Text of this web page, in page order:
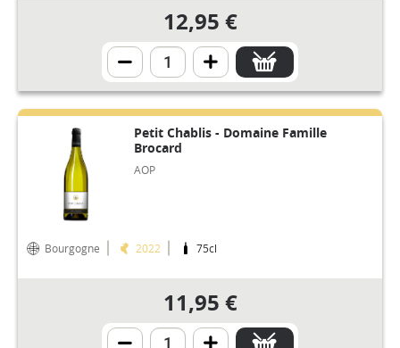
12,95 €
Petit Chablis - Domaine Famille
Brocard
AOP
Bourgogne 2022 75cl
11,95 €